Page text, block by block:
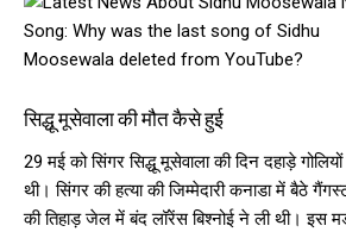
सिद्धू मूसेवाला की मौत कैसे हुई
29 मई को सिंगर सिद्धू मूसेवाला की दिन दहाड़े
थी। सिंगर की हत्या की जिम्मेदारी कनाडा में बैठे
की तिहाड़ जेल में बंद लॉरेंस बिश्नोई ने ली थी। इस